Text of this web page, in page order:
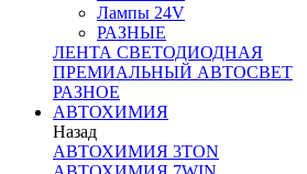
Лампы 24V
РАЗНЫЕ
ЛЕНТА СВЕТОДИОДНАЯ
ПРЕМИАЛЬНЫЙ АВТОСВЕТ
РАЗНОЕ
АВТОХИМИЯ
Назад
АВТОХИМИЯ 3TON